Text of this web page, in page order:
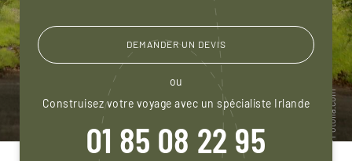
DEMANDER UN DEVIS
ou
Construisez votre voyage avec un spécialiste Irlande
01 85 08 22 95